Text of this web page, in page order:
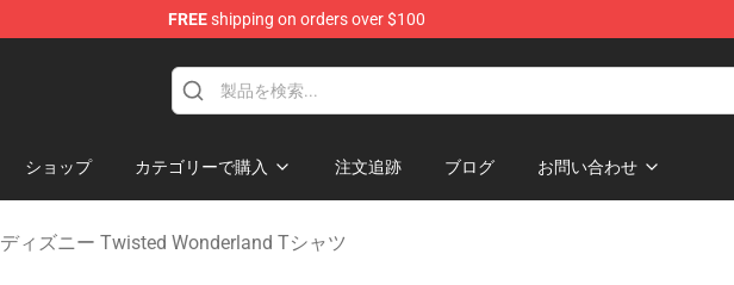
FREEshipping on orders over $100
ショップ カテゴリーで購入 注文追跡 ブログ お問い合わせ
ディズニー Twisted Wonderland Tシャツ